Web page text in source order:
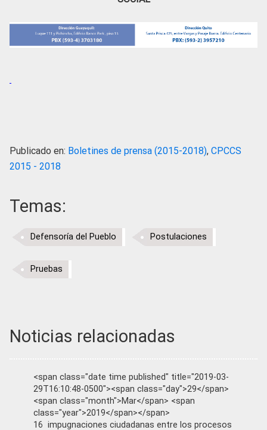
Publicado en: Boletines de prensa (2015-2018), CPCCS
2015 - 2018
Temas:
Defensoría del Pueblo Postulaciones
Pruebas
Noticias relacionadas
<span class="date time published" title="2019-03-
29T16:10:48-0500"><span class="day">29</span>
<span class="month">Mar</span> <span
class="year">2019</span></span>
16 impugnaciones ciudadanas entre los procesos